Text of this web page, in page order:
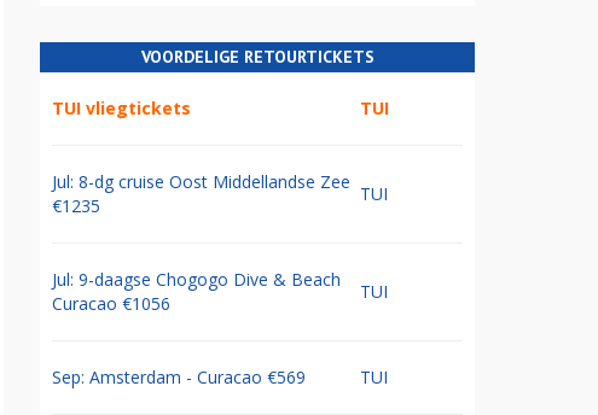
VOORDELIGE RETOURTICKETS
TUI vliegtickets TUI
Jul: 8-dg cruise Oost Middellandse Zee
€1235
TUI
Jul: 9-daagse Chogogo Dive & Beach
Curacao €1056
TUI
Sep: Amsterdam - Curacao €569 TUI